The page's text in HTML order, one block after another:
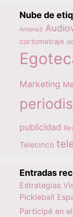
Nube de
Antena3
cortometraje
Marketing
publicidad
Telecinco
Entradas
Estrategias
Pickleball
Participé en